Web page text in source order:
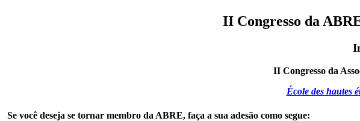
II Congresso da
II Congresso da
École des hautes
Se você deseja se tornar membro da ABRE, faça a sua adesão como segue: